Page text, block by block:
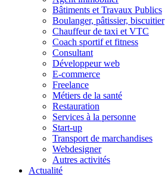
Bâtiments et Travaux Publics
Boulanger, pâtissier, biscuitier
Chauffeur de taxi et VTC
Coach sportif et fitness
Consultant
Développeur web
E-commerce
Freelance
Métiers de la santé
Restauration
Services à la personne
Start-up
Transport de marchandises
Webdesigner
Autres activités
Actualité